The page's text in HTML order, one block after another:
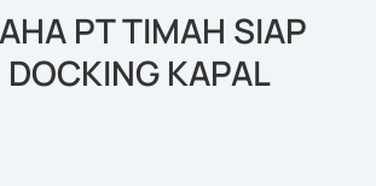
PT TIMAH SIAP
KAPAL